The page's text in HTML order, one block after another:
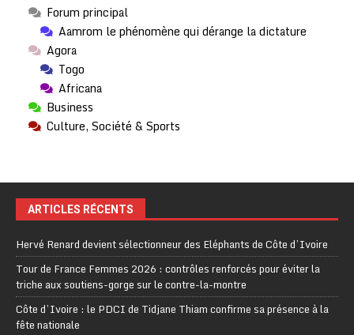
Forum principal
Aamrom le phénomène qui dérange la dictature
Agora
Togo
Africana
Business
Culture, Société & Sports
ARTICLES RÉCENTS
Hervé Renard devient sélectionneur des Eléphants de Côte d’Ivoire
Tour de France Femmes 2026 : contrôles renforcés pour éviter la
triche aux soutiens-gorge sur le contre-la-montre
Côte d’Ivoire : le PDCI de Tidjane Thiam confirme sa présence à la
fête nationale